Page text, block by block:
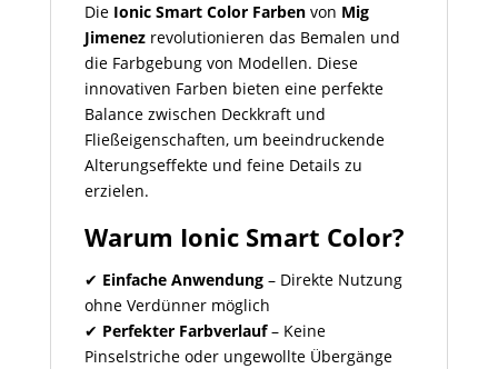
Die Ionic Smart Color Farbenvon Mig
Jimenezrevolutionieren das Bemalen und
die Farbgebung von Modellen. Diese
innovativen Farben bieten eine perfekte
Balance zwischen Deckkraft und
Fließeigenschaften, um beeindruckende
Alterungseffekte und feine Details zu
erzielen.
Warum Ionic Smart Color?
✔ Einfache Anwendung– Direkte Nutzung
ohne Verdünner möglich
✔ Perfekter Farbverlauf– Keine
Pinselstriche oder ungewollte Übergänge